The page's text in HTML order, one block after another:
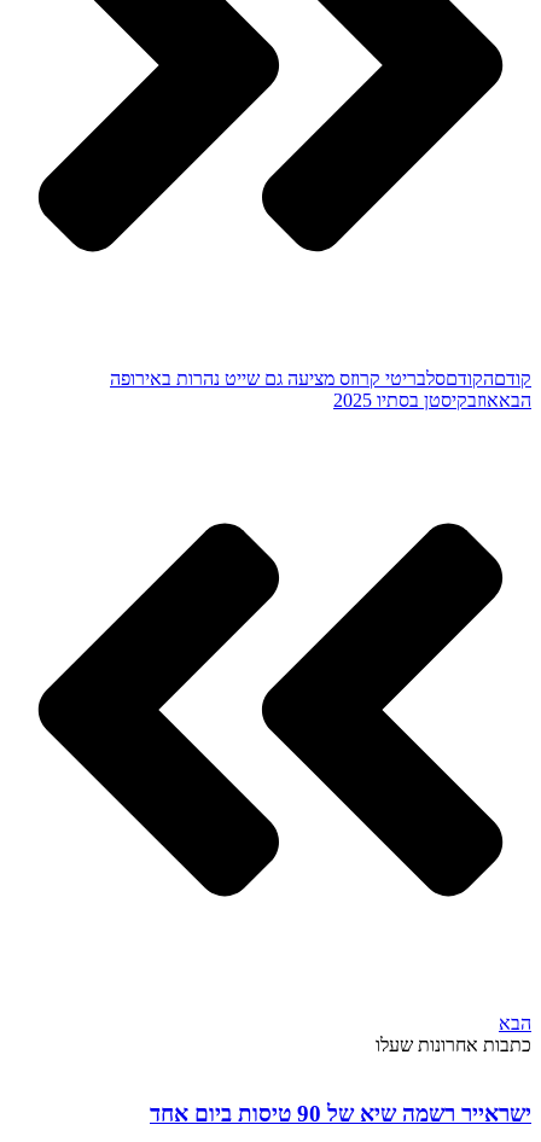
קודםהקודםסלבריטי קרוזס מציעה גם שייט נהרות באירופה
הבאאוזבקיסטן בסתיו 2025
הבא
כתבות אחרונות שעלו
ישראייר רשמה שיא של 90 טיסות ביום אחד